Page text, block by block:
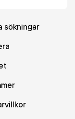
sökningar